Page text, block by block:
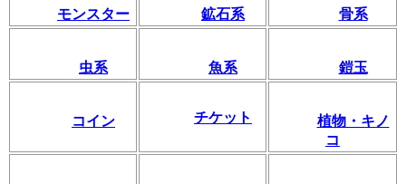
モンスター 鉱石系 骨系
虫系 魚系 鎧玉
コイン チケット
植物・キノ
コ